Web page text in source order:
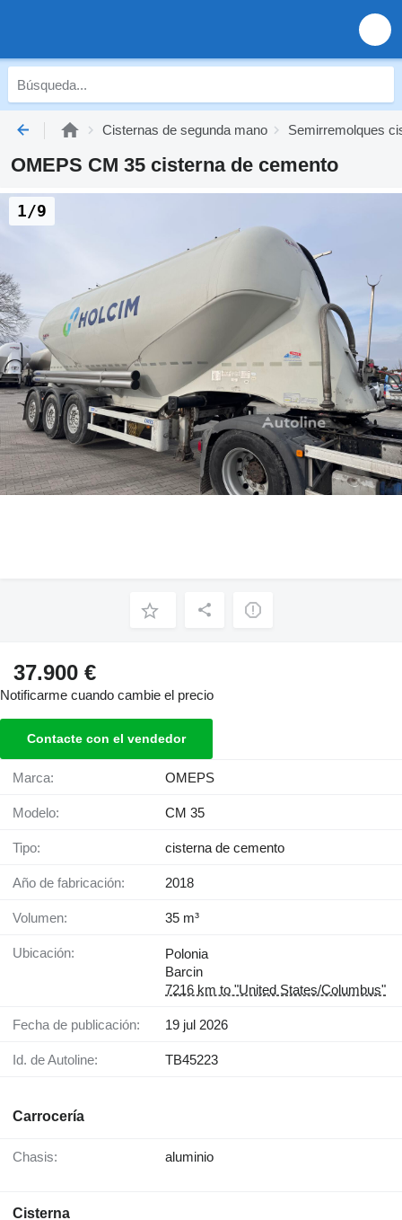
Cisternas de segunda mano Semirremolques
OMEPS CM 35 cisterna de cemento
1/9
37.900 €
Notificarme cuando cambie el precio
Contacte con el vendedor
Marca: OMEPS
Modelo: CM 35
Tipo: cisterna de cemento
Año de fabricación: 2018
Volumen: 35 m³
Ubicación:
Polonia
Barcin
7216 km to "United States/Columbus"
Fecha de publicación: 19 jul 2026
Id. de Autoline: TB45223
Carrocería
Chasis: aluminio
Cisterna